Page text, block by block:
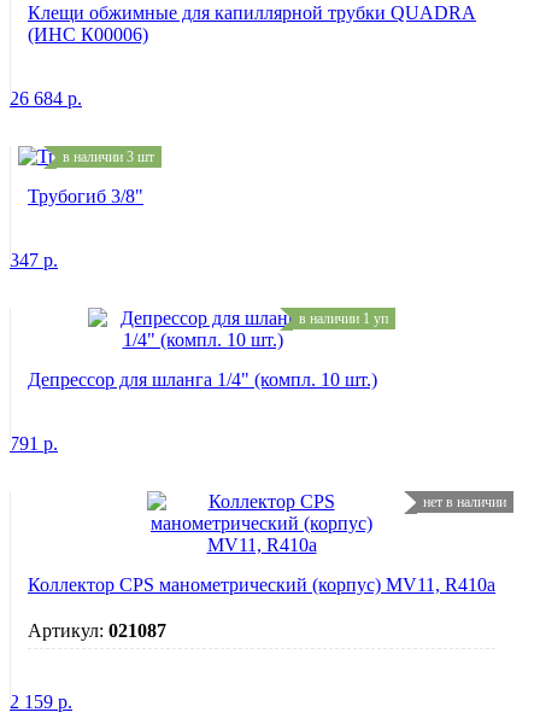
Клещи обжимные для капиллярной трубки QUADRA
(ИНС К00006)
26 684 р.
в наличии 3 шт
Трубогиб 3/8"
347 р.
в наличии 1 уп
Депрессор для шланга 1/4" (компл. 10 шт.)
791 р.
нет в наличии
Коллектор CPS манометрический (корпус) MV11, R410a
Артикул: 021087
2 159 р.